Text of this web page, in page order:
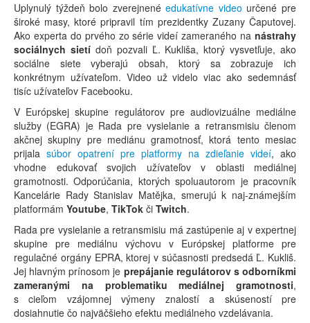
Uplynulý týždeň bolo zverejnenéedukatívne video určené pre
široké masy, ktoré pripravil tím prezidentky Zuzany Čaputovej.
Ako experta do prvého zo série videí zameraného na nástrahy
sociálnych sietídoň pozvali Ľ. Kukliša, ktorý vysvetľuje, ako
sociálne siete vyberajú obsah, ktorý sa zobrazuje ich
konkrétnym užívateľom. Video už videlo viac ako sedemnásť
tisíc užívateľov Facebooku.
V Európskej skupine regulátorov pre audiovizuálne mediálne
služby (EGRA) je Rada pre vysielanie a retransmisiu členom
akčnej skupiny pre mediánu gramotnosť, ktorá tento mesiac
prijala súbor opatrení pre platformy na zdieľanie videí, ako
vhodne edukovať svojich užívateľov v oblasti mediálnej
gramotnosti. Odporúčania, ktorých spoluautorom je pracovník
Kancelárie Rady Stanislav Matějka, smerujú k naj-známejším
platformám Youtube, TikTok či Twitch.
Rada pre vysielanie a retransmisiu má zastúpenie aj v expertnej
skupine pre mediálnu výchovu v Európskej platforme pre
regulačné orgány EPRA, ktorej v súčasnosti predsedá Ľ. Kukliš.
Jej hlavným prínosom je prepájanie regulátorov s odborníkmi
zameranými na problematiku mediálnej gramotnosti,
s cieľom vzájomnej výmeny znalostí a skúseností pre
dosiahnutie čo najväčšieho efektu mediálneho vzdelávania.